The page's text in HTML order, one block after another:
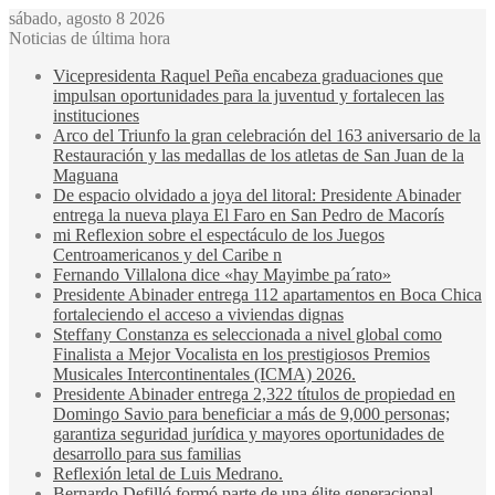
sábado, agosto 8 2026
Noticias de última hora
Vicepresidenta Raquel Peña encabeza graduaciones que
impulsan oportunidades para la juventud y fortalecen las
instituciones
Arco del Triunfo la gran celebración del 163 aniversario de la
Restauración y las medallas de los atletas de San Juan de la
Maguana
De espacio olvidado a joya del litoral: Presidente Abinader
entrega la nueva playa El Faro en San Pedro de Macorís
mi Reflexion sobre el espectáculo de los Juegos
Centroamericanos y del Caribe n
Fernando Villalona dice «hay Mayimbe pa´rato»
Presidente Abinader entrega 112 apartamentos en Boca Chica
fortaleciendo el acceso a viviendas dignas
Steffany Constanza es seleccionada a nivel global como
Finalista a Mejor Vocalista en los prestigiosos Premios
Musicales Intercontinentales (ICMA) 2026.
Presidente Abinader entrega 2,322 títulos de propiedad en
Domingo Savio para beneficiar a más de 9,000 personas;
garantiza seguridad jurídica y mayores oportunidades de
desarrollo para sus familias
Reflexión letal de Luis Medrano.